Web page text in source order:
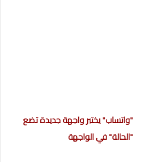
"واتساب" يختبر واجهة جديدة تضع
"الحالة" في الواجهة